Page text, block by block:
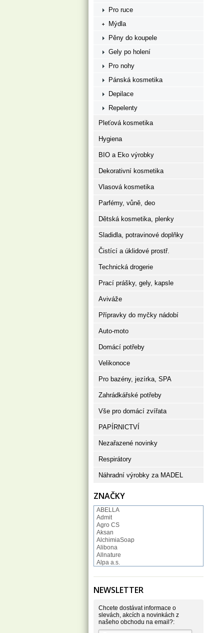
Pro ruce
Mýdla
Pěny do koupele
Gely po holení
Pro nohy
Pánská kosmetika
Depilace
Repelenty
Pleťová kosmetika
Hygiena
BIO a Eko výrobky
Dekorativní kosmetika
Vlasová kosmetika
Parfémy, vůně, deo
Dětská kosmetika, plenky
Sladidla, potravinové doplňky
Čistící a úklidové prostř.
Technická drogerie
Prací prášky, gely, kapsle
Aviváže
Přípravky do myčky nádobí
Auto-moto
Domácí potřeby
Velikonoce
Pro bazény, jezírka, SPA
Zahrádkářské potřeby
Vše pro domácí zvířata
PAPÍRNICTVÍ
Nezařazené novinky
Respirátory
Náhradní výrobky za MADEL
ZNAČKY
ABELLA
Admit
Agro CS
Aksan
AlchimiaSoap
Alibona
Allnature
Alpa a.s.
Alufix
Astonish
Atlantic
AutoMax Group
Axcentive
BaL
NEWSLETTER
Chcete dostávat informace o
slevách, akcích a novinkách z
našeho obchodu na email?: